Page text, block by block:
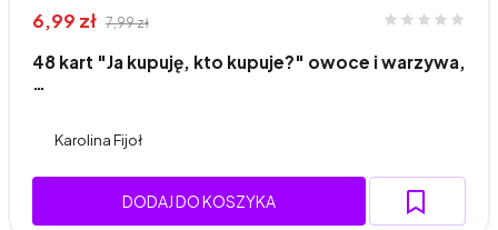
6,99 zł 7,99 zł
48 kart "Ja kupuję, kto kupuje?" owoce i warzywa,
…
Karolina Fijoł
DODAJ DO KOSZYKA